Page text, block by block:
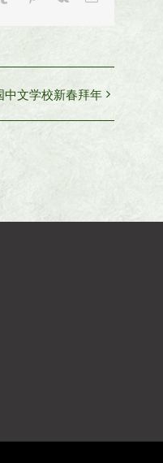
中文学校新春拜年